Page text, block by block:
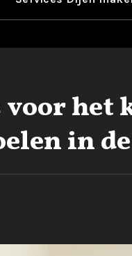
het
in